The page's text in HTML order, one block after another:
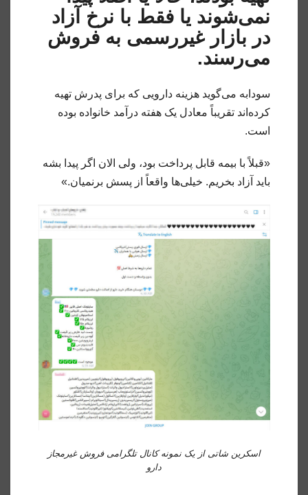
نمی‌شوند یا فقط با نرخ آزاد
در بازار غیررسمی به فروش
می‌رسند.
سودابه می‌گوید هزینه دارویی که برای پدرش تهیه
کرده‌اند تقریباً معادل یک هفته درآمد خانواده بوده
است.
«قبلاً با بیمه قابل پرداخت بود، ولی الان اگر پیدا بشه
باید آزاد بخریم. خیلی‌ها واقعاً از پسش برنمیان.»
اسکرین شاتی از یک نمونه کانال تلگرامی فروش غیرمجاز
دارو